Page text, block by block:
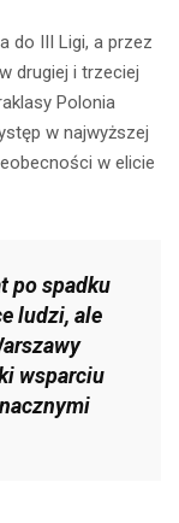
do III Ligi, a przez
drugiej i trzeciej
Polonia
w najwyższej
w elicie
po spadku
ludzi, ale
wsparciu